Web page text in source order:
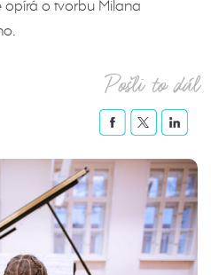
opírá o tvorbu Milana
Pošli to dál